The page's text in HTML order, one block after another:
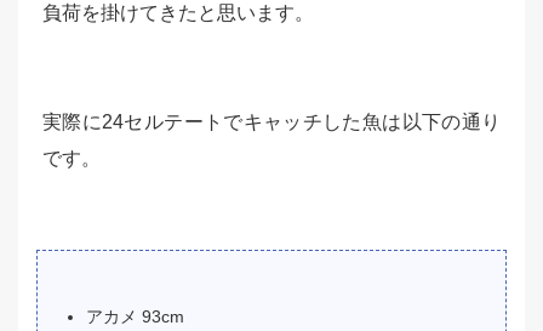
負荷を掛けてきたと思います。
実際に24セルテートでキャッチした魚は以下の通り
です。
アカメ 93cm